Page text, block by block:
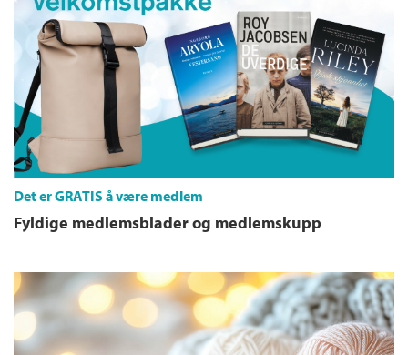
Det er GRATIS å være medlem
Fyldige medlemsblader og medlemskupp